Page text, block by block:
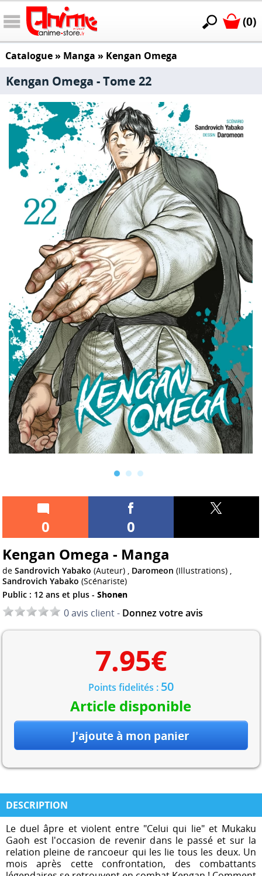
(0)
Catalogue» Manga » Kengan Omega
Kengan Omega - Tome 22
0
0
Kengan Omega - Manga
deSandrovich Yabako (Auteur) , Daromeon (Illustrations) ,
Sandrovich Yabako (Scénariste)
Public : 12 ans et plus -Shonen
0 avis client - Donnez votre avis
7.95€
Points fidelités : 50
Article disponible
DESCRIPTION
Le duel âpre et violent entre "Celui qui lie" et Mukaku
Gaoh est l'occasion de revenir dans le passé et sur la
relation pleine de rancoeur qui les lie tous les deux. Un
mois après cette confrontation, des combattants